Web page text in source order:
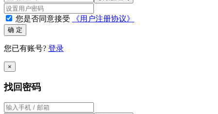
您是否同意接受 《用户注册协议》
确 定
您已有账号? 登录
×
找回密码